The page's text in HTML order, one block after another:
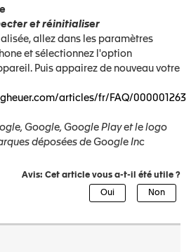
et réinitialiser
allez dans les paramètres
et sélectionnez l'option
Puis appairez de nouveau votre
articles/fr/FAQ/000001263
Google, Google Play et le logo
déposées de Google Inc
Avis: Cet article vous a-t-il été utile ?